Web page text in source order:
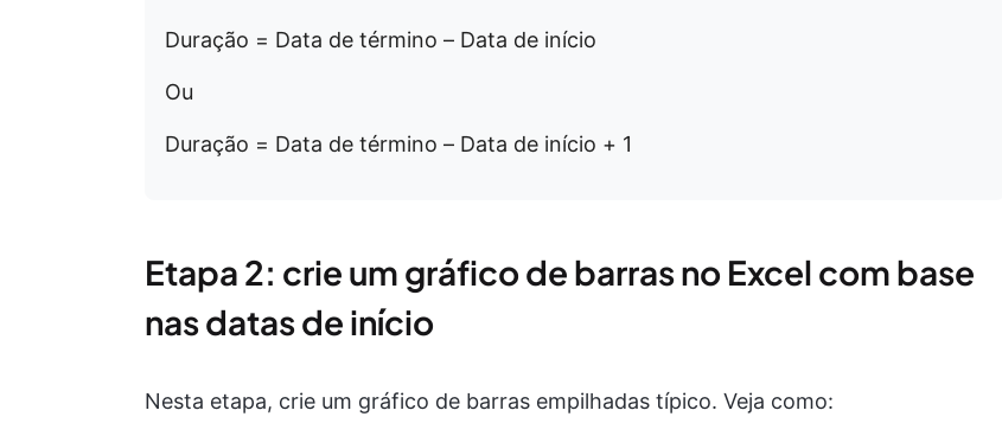
Duração = Data de término – Data de início
Ou
Duração = Data de término – Data de início + 1
Etapa 2: crie um gráfico de barras no Excel com base
nas datas de início
Nesta etapa, crie um gráfico de barras empilhadas típico. Veja como: